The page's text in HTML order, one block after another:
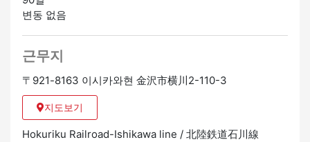
변동 없음
근무지
〒921-8163 이시카와현 金沢市横川2-110-3
지도보기
Hokuriku Railroad-Ishikawa line / 北陸鉄道石川線